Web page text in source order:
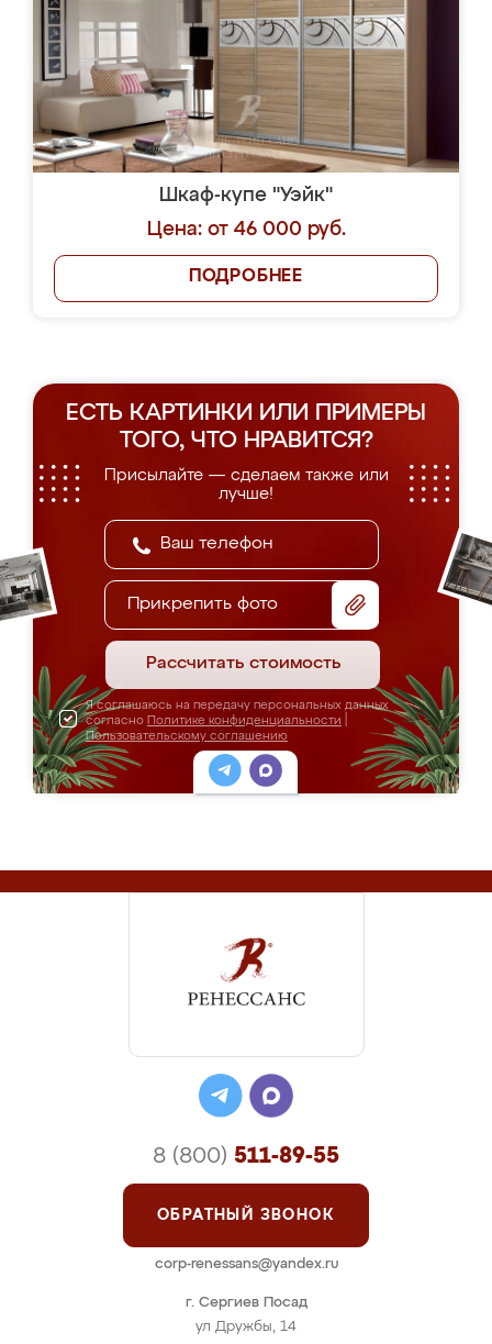
Шкаф-купе "Уэйк"
Цена: от 46 000 руб.
ПОДРОБНЕЕ
ЕСТЬ КАРТИНКИ ИЛИ ПРИМЕРЫ
ТОГО, ЧТО НРАВИТСЯ?
Присылайте — сделаем также или
лучше!
Прикрепить фото
Рассчитать стоимость
Я соглашаюсь на передачу персональных данных
согласно Политике конфиденциальности
Пользовательскому соглашению
г. Сергиев Посад
ул Дружбы, 14
8 (800) 511-89-55
ОБРАТНЫЙ ЗВОНОК
corp-renessans@yandex.ru